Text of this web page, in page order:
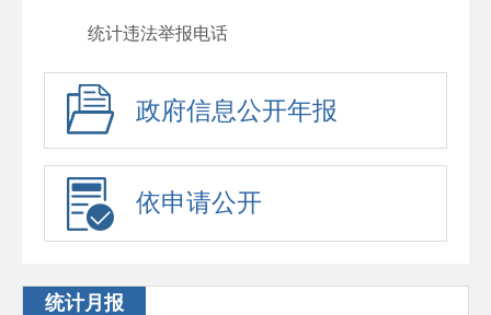
统计违法举报电话
政府信息公开年报
依申请公开
统计月报